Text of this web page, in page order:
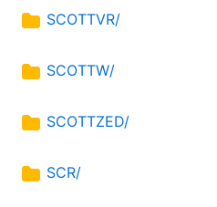
SCOTTVR/
SCOTTW/
SCOTTZED/
SCR/